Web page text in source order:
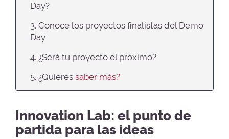
Day?
3. Conoce los proyectos finalistas del Demo
Day
4. ¿Será tu proyecto el próximo?
5. ¿Quieres saber más?
Innovation Lab: el punto de
partida para las ideas